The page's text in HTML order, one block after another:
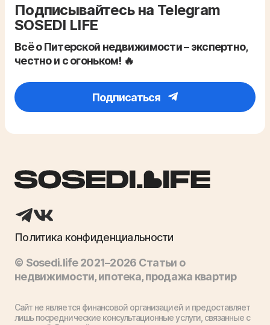
Подписывайтесь на Telegram
SOSEDI LIFE
Всё о Питерской недвижимости – экспертно,
честно и с огоньком! 🔥
Подписаться
Политика конфиденциальности
© Sosedi.life 2021–2026 Статьи о
недвижимости, ипотека, продажа квартир
Сайт не является финансовой организацией и предоставляет
лишь посреднические консультационные услуги, связанные с